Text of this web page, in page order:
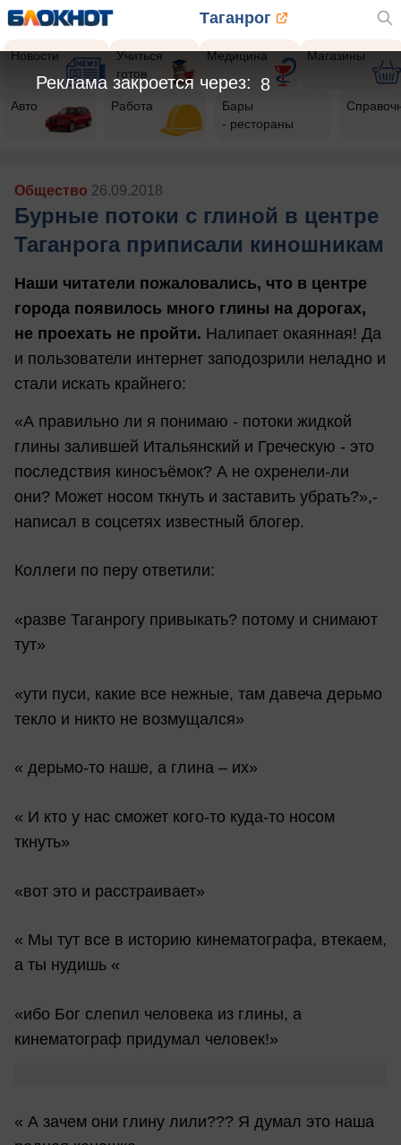
Таганрог
Новости
Учиться
готов
Медицина Магазины
Авто Работа
Бары
- рестораны
Общество 26.09.2018
Бурные потоки с глиной в центре
Таганрога приписали киношникам
Наши читатели пожаловались, что в центре
города появилось много глины на дорогах,
не проехать не пройти. Налипает окаянная! Да
и пользователи интернет заподозрили неладно и
стали искать крайнего:
«А правильно ли я понимаю - потоки жидкой
глины залившей Итальянский и Греческую - это
последствия киносъёмок? А не охренели-ли
они? Может носом ткнуть и заставить убрать?»,-
написал в соцсетях известный блогер.
Коллеги по перу ответили:
«разве Таганрогу привыкать? потому и снимают
тут»
«ути пуси, какие все нежные, там давеча дерьмо
текло и никто не возмущался»
« дерьмо-то наше, а глина – их»
« И кто у нас сможет кого-то куда-то носом
ткнуть»
«вот это и расстраивает»
« Мы тут все в историю кинематографа, втекаем,
а ты нудишь «
«ибо Бог слепил человека из глины, а
кинематограф придумал человек!»
« А зачем они глину лили??? Я думал это наша
6
Реклама закроется через: